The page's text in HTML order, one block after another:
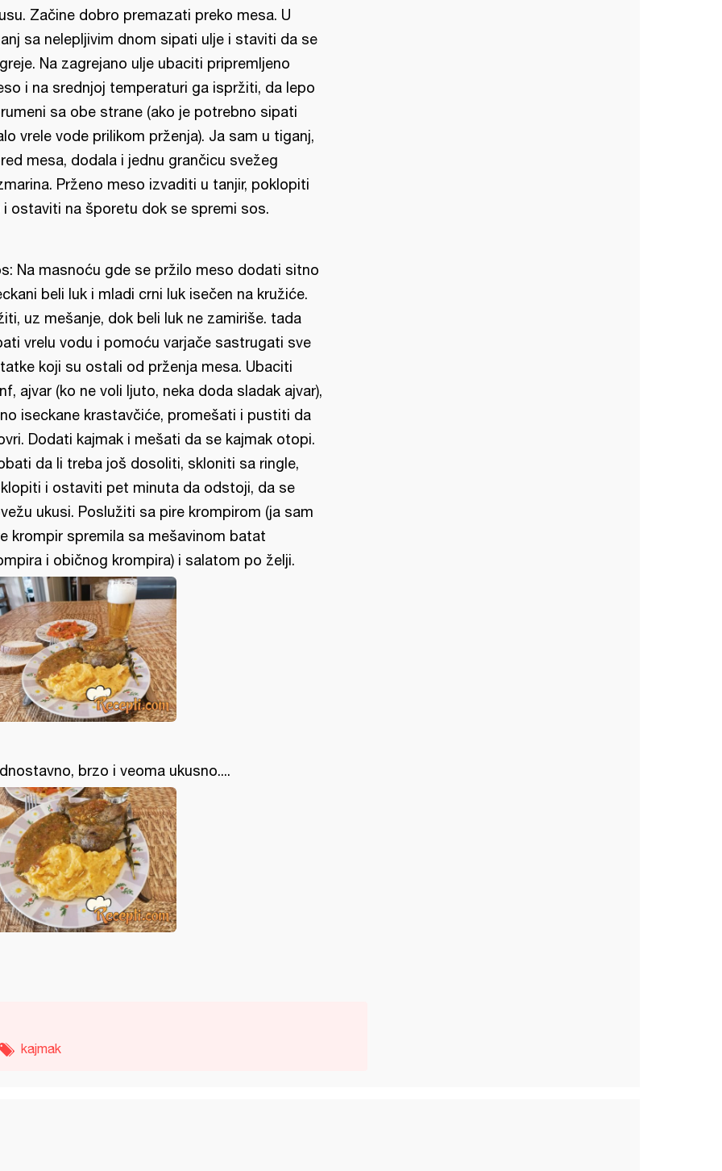
Začine dobro premazati preko mesa. U
sa nelepljivim dnom sipati ulje i staviti da se
Na zagrejano ulje ubaciti pripremljeno
i na srednjoj temperaturi ga ispržiti, da lepo
sa obe strane (ako je potrebno sipati
vrele vode prilikom prženja). Ja sam u tiganj,
mesa, dodala i jednu grančicu svežeg
Prženo meso izvaditi u tanjir, poklopiti
i ostaviti na šporetu dok se spremi sos.
Na masnoću gde se pržilo meso dodati sitno
beli luk i mladi crni luk isečen na kružiće.
uz mešanje, dok beli luk ne zamiriše. tada
vrelu vodu i pomoću varjače sastrugati sve
koji su ostali od prženja mesa. Ubaciti
ajvar (ko ne voli ljuto, neka doda sladak ajvar),
iseckane krastavčiće, promešati i pustiti da
Dodati kajmak i mešati da se kajmak otopi.
da li treba još dosoliti, skloniti sa ringle,
i ostaviti pet minuta da odstoji, da se
ukusi. Poslužiti sa pire krompirom (ja sam
krompir spremila sa mešavinom batat
i običnog krompira) i salatom po želji.
brzo i veoma ukusno....
kajmak